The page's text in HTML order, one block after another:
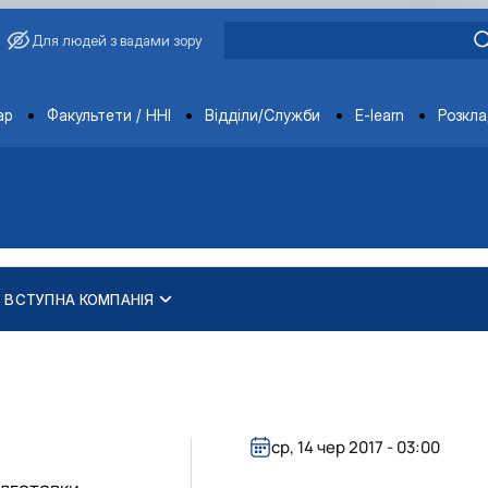
Для людей з вадами зору
Факультети / ННІ Відділи/Служби E-learn
ВСТУПНА КОМПАНІЯ
ср, 14 чер 2017 - 03:00